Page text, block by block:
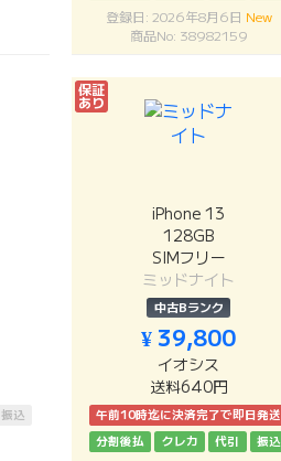
登録日: 2026年8月6日 New
商品No: 38982159
振込
保証
あり
iPhone 13
128GB
SIMフリー
ミッドナイト
中古Bランク
¥ 39,800
イオシス
送料640円
午前10時迄に決済完了で即日発送
分割後払
クレカ 代引 振込